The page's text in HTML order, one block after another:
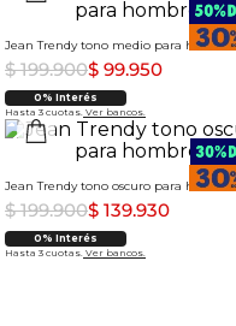
Jean Trendy tono medio para hombre
$ 199.900$ 99.950
0% Interés
Hasta 3 cuotas. Ver bancos.
Jean Trendy tono oscuro para hombre
$ 199.900$ 139.930
0% Interés
Hasta 3 cuotas. Ver bancos.